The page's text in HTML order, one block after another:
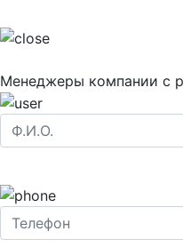
Менеджеры компании с